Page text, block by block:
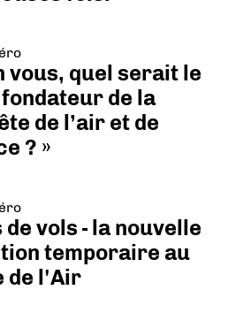
vous, quel serait le
de la
de l’air et de
? »
vols - la nouvelle
temporaire au
de l'Air